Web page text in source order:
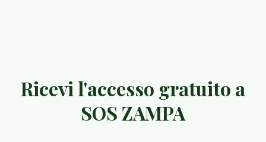
Ricevi l'accesso gratuito a
SOS ZAMPA